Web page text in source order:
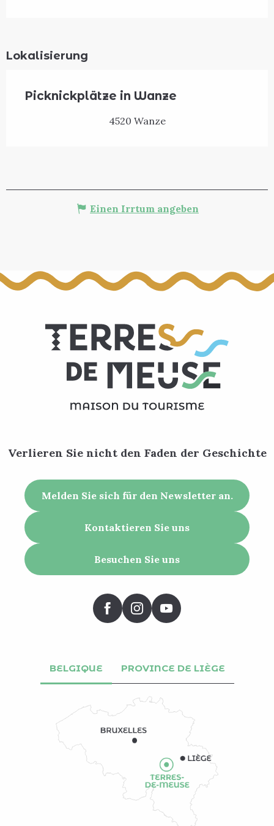
Lokalisierung
Picknickplätze in Wanze
4520 Wanze
Einen Irrtum angeben
Verlieren Sie nicht den Faden der Geschichte
Melden Sie sich für den Newsletter an.
Kontaktieren Sie uns
Besuchen Sie uns
BELGIQUE PROVINCE DE LIÈGE